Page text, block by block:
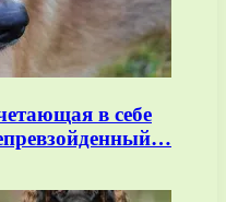
в себе